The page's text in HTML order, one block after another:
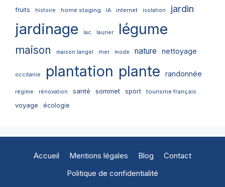
fruits histoire home staging IA internet isolation jardin
jardinage lac laurier légume
maison maison langel mer mode nature nettoyage
occitanie plantation plante randonnée
régime rénovation santé sommet sport tourisme français
voyage écologie
Accueil Mentions légales Blog
Contact
Politique de confidentialité